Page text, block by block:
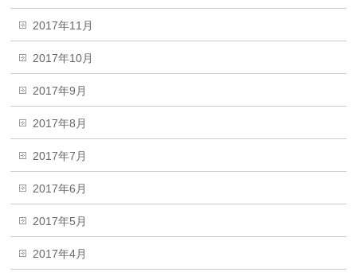
2017年11月
2017年10月
2017年9月
2017年8月
2017年7月
2017年6月
2017年5月
2017年4月